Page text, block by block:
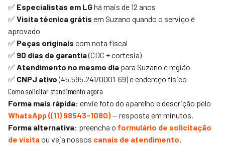
✅ Especialistas em LGhá mais de 12 anos
✅ Visita técnica grátis em Suzano quando o serviço é
aprovado
✅ Peças originais com nota fiscal
✅ 90 dias de garantia(CDC + cortesia)
✅ Atendimento no mesmo dia para Suzano e região
✅ CNPJ ativo(45.595.241/0001-69) e endereço físico
Como solicitar atendimento agora
Forma mais rápida: envie foto do aparelho e descrição pelo
WhatsApp ((11) 98543-1080)— resposta em minutos.
Forma alternativa: preencha o formulário de solicitação
de visitaou veja nossos canais de atendimento.